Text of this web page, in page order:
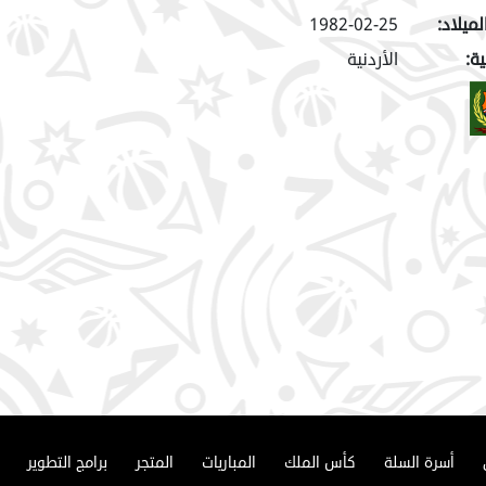
1982-02-25
الأردنية
أسرة السلة كأس الملك المباريات المتجر برامج التطوير